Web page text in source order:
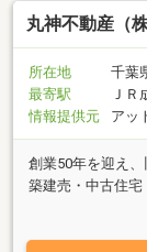
丸神不動産（株
所在地
千葉
最寄駅
ＪＲ
情報提供元
アッ
創業50年を迎え
築建売・中古住
の賃貸部門とも